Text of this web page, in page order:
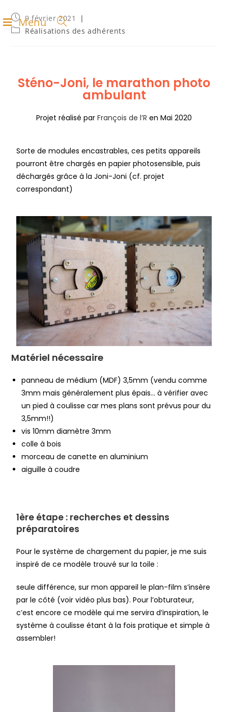
Menu
9 février 2021
Réalisations des adhérents
Sténo-Joni, le marathon photo
ambulant
Projet réalisé par François de l’R en Mai 2020
Sorte de modules encastrables, ces petits appareils
pourront être chargés en papier photosensible, puis
déchargés grâce à la Joni-Joni (cf. projet
correspondant)
Matériel nécessaire
panneau de médium (MDF) 3,5mm (vendu comme
3mm mais généralement plus épais… à vérifier avec
un pied à coulisse car mes plans sont prévus pour du
3,5mm!!)
vis 10mm diamètre 3mm
colle à bois
morceau de canette en aluminium
aiguille à coudre
1ère étape : recherches et dessins
préparatoires
Pour le système de chargement du papier, je me suis
inspiré de ce modèle trouvé sur la toile :
seule différence, sur mon appareil le plan-film s’insère
par le côté (voir vidéo plus bas). Pour l’obturateur,
c’est encore ce modèle qui me servira d’inspiration, le
système à coulisse étant à la fois pratique et simple à
assembler!